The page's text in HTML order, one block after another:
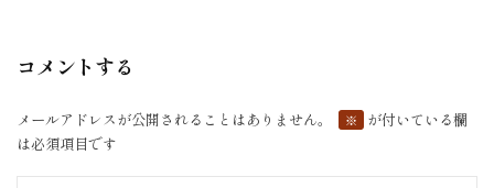
ョ
コメントする
メールアドレスが公開されることはありません。 ※
が付いている欄
は必須項目です